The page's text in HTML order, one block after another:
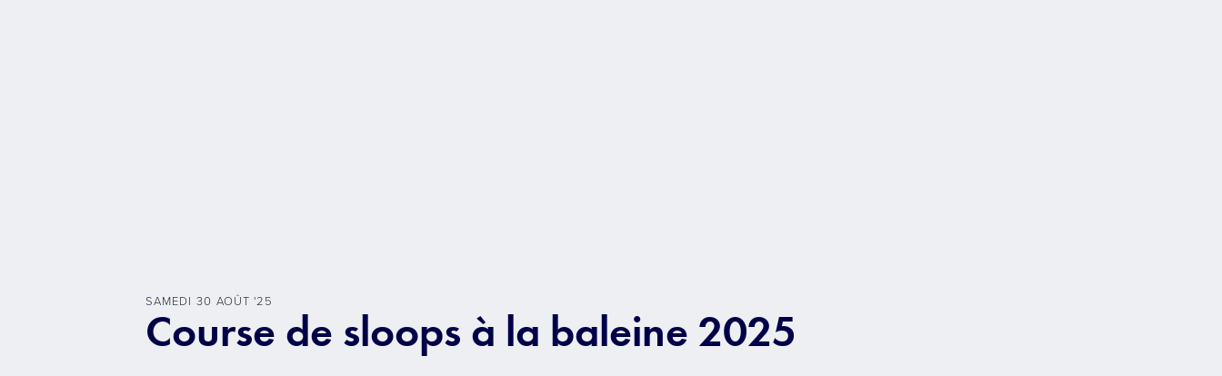
SAMEDI 30 AOÛT '25
Course de sloops à la baleine 2025